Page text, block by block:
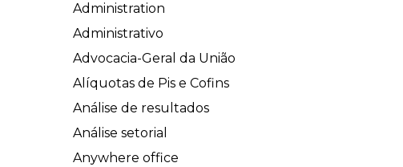
Administration
Administrativo
Advocacia-Geral da União
Alíquotas de Pis e Cofins
Análise de resultados
Análise setorial
Anywhere office